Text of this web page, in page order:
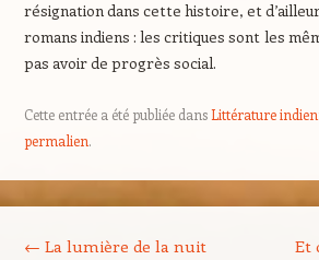
résignation dans cette histoire, et
romans indiens : les critiques sont les
pas avoir de progrès social.
Cette entrée a été publiée dansLittérature
permalien.
← La lumière de la nuit
Et